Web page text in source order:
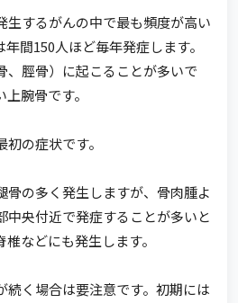
するがんの中で最も頻度が高い
間150人ほど毎年発症します。
、脛骨）に起こることが多いで
腕骨です。
の症状です。
の多く発生しますが、骨肉腫よ
中央付近で発症することが多いと
などにも発生します。
く場合は要注意です。初期には